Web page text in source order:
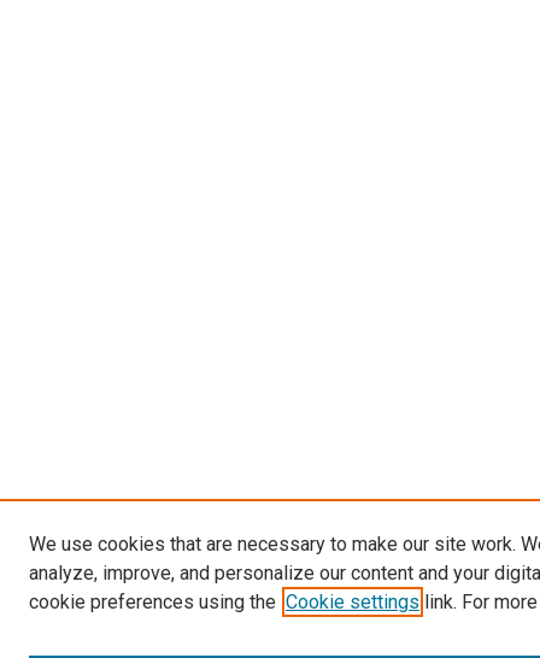
We use cookies that are necessary to make our site work.
analyze, improve, and personalize our content and your
cookie preferences using the Cookie settings link. For